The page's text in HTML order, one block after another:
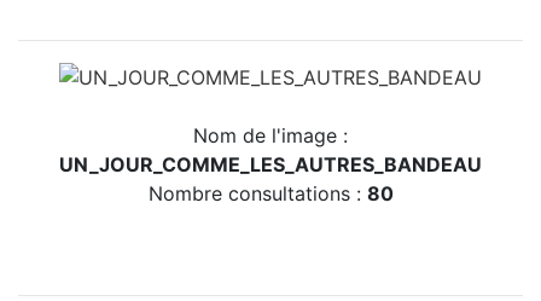
Nom de l'image :
UN_JOUR_COMME_LES_AUTRES_BANDEAU
Nombre consultations : 80